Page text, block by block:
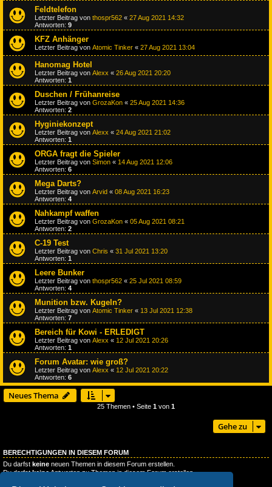
Feldtelefon
Letzter Beitrag von thospr562 « 27 Aug 2021 14:32
Antworten: 9
KFZ Anhänger
Letzter Beitrag von Atomic Tinker « 27 Aug 2021 13:04
Hanomag Hotel
Letzter Beitrag von Alexx « 26 Aug 2021 20:20
Antworten: 1
Duschen / Frühanreise
Letzter Beitrag von GrozaKon « 25 Aug 2021 14:36
Antworten: 2
Hyginiekonzept
Letzter Beitrag von Alexx « 24 Aug 2021 21:02
Antworten: 1
ORGA fragt die Spieler
Letzter Beitrag von Simon « 14 Aug 2021 12:06
Antworten: 6
Mega Darts?
Letzter Beitrag von Arvid « 08 Aug 2021 16:23
Antworten: 4
Nahkampf waffen
Letzter Beitrag von GrozaKon « 05 Aug 2021 08:21
Antworten: 2
C-19 Test
Letzter Beitrag von Chris « 31 Jul 2021 13:20
Antworten: 1
Leere Bunker
Letzter Beitrag von thospr562 « 25 Jul 2021 08:59
Antworten: 4
Munition bzw. Kugeln?
Letzter Beitrag von Atomic Tinker « 13 Jul 2021 12:38
Antworten: 7
Bereich für Kowi - ERLEDIGT
Letzter Beitrag von Alexx « 12 Jul 2021 20:26
Antworten: 1
Forum Avatar: wie groß?
Letzter Beitrag von Alexx « 12 Jul 2021 20:22
Antworten: 6
Neues Thema
25 Themen • Seite 1 von 1
Gehe zu
BERECHTIGUNGEN IN DIESEM FORUM
Du darfst keine neuen Themen in diesem Forum erstellen.
Du darfstkeineAntworten zu Themen in diesem Forum erstellen.